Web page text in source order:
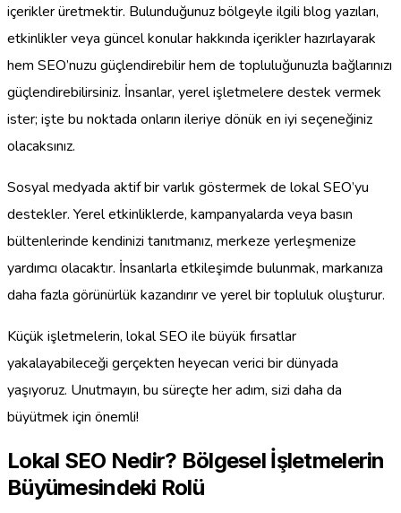
içerikler üretmektir. Bulunduğunuz bölgeyle ilgili blog yazıları,
etkinlikler veya güncel konular hakkında içerikler hazırlayarak
hem SEO’nuzu güçlendirebilir hem de topluluğunuzla bağlarınızı
güçlendirebilirsiniz. İnsanlar, yerel işletmelere destek vermek
ister; işte bu noktada onların ileriye dönük en iyi seçeneğiniz
olacaksınız.
Sosyal medyada aktif bir varlık göstermek de lokal SEO’yu
destekler. Yerel etkinliklerde, kampanyalarda veya basın
bültenlerinde kendinizi tanıtmanız, merkeze yerleşmenize
yardımcı olacaktır. İnsanlarla etkileşimde bulunmak, markanıza
daha fazla görünürlük kazandırır ve yerel bir topluluk oluşturur.
Küçük işletmelerin, lokal SEO ile büyük fırsatlar
yakalayabileceği gerçekten heyecan verici bir dünyada
yaşıyoruz. Unutmayın, bu süreçte her adım, sizi daha da
büyütmek için önemli!
Lokal SEO Nedir? Bölgesel İşletmelerin
Büyümesindeki Rolü